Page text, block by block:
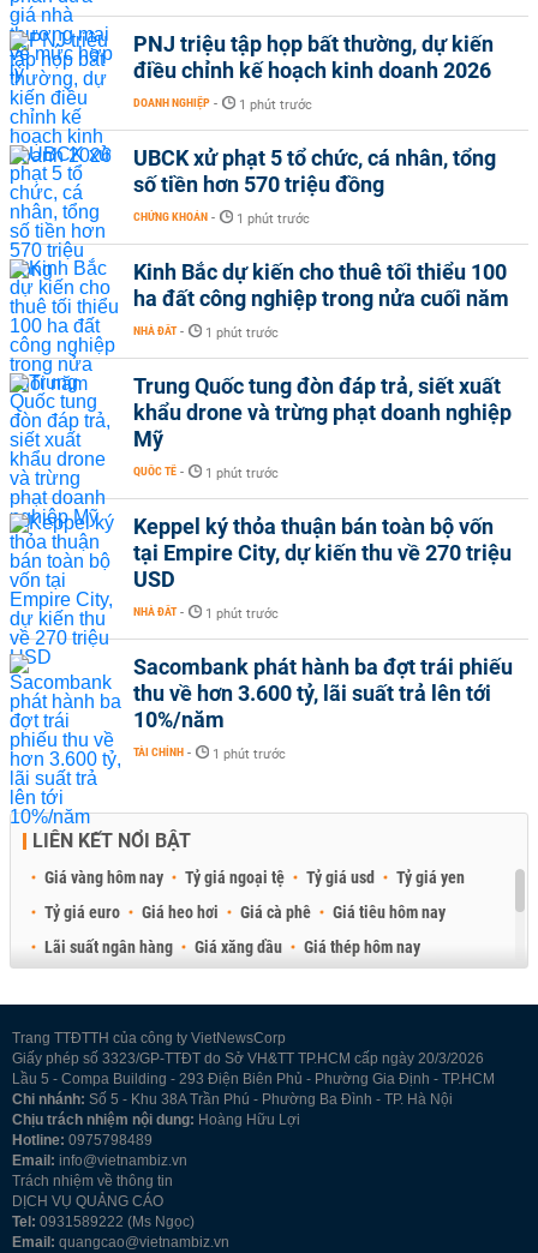
PNJ triệu tập họp bất thường, dự kiến
điều chỉnh kế hoạch kinh doanh 2026
DOANH NGHIỆP - 1 phút trước
UBCK xử phạt 5 tổ chức, cá nhân, tổng
số tiền hơn 570 triệu đồng
CHỨNG KHOÁN - 1 phút trước
Kinh Bắc dự kiến cho thuê tối thiểu 100
ha đất công nghiệp trong nửa cuối năm
NHÀ ĐẤT - 1 phút trước
Trung Quốc tung đòn đáp trả, siết xuất
khẩu drone và trừng phạt doanh nghiệp
Mỹ
QUỐC TẾ - 1 phút trước
Keppel ký thỏa thuận bán toàn bộ vốn
tại Empire City, dự kiến thu về 270 triệu
USD
NHÀ ĐẤT - 1 phút trước
Sacombank phát hành ba đợt trái phiếu
thu về hơn 3.600 tỷ, lãi suất trả lên tới
10%/năm
TÀI CHÍNH - 1 phút trước
LIÊN KẾT NỔI BẬT
Giá vàng hôm nay Tỷ giá ngoại tệ Tỷ giá usd
Tỷ giá yen
Tỷ giá euro
Giá heo hơi Giá cà phê
Giá tiêu hôm nay
Lãi suất ngân hàng
Giá xăng dầu
Giá thép hôm nay
Trang TTĐTTH của công ty VietNewsCorp
Giấy phép số 3323/GP-TTĐT do Sở VH&TT TP.HCM cấp ngày 20/3/2026
Lầu 5 - Compa Building - 293 Điện Biên Phủ - Phường Gia Định - TP.HCM
Chi nhánh: Số 5 - Khu 38A Trần Phú - Phường Ba Đình - TP. Hà Nội
Chịu trách nhiệm nội dung: Hoàng Hữu Lợi
Hotline: 0975798489
Email: info@vietnambiz.vn
Trách nhiệm về thông tin
DỊCH VỤ QUẢNG CÁO
Tel: 0931589222 (Ms Ngọc)
Email: quangcao@vietnambiz.vn